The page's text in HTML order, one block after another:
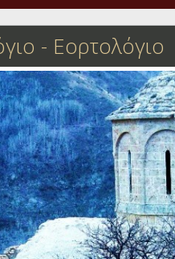
- Εορτολόγιο